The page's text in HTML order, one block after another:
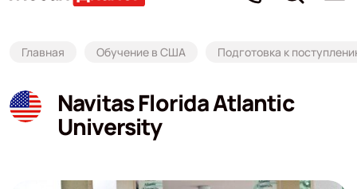
Главная Обучение в США Подготовка к
Navitas Florida Atlantic
University